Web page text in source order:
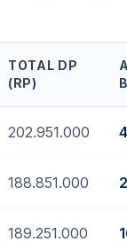
TOTAL DP
(RP)
202.951.000
188.851.000
189.251.000